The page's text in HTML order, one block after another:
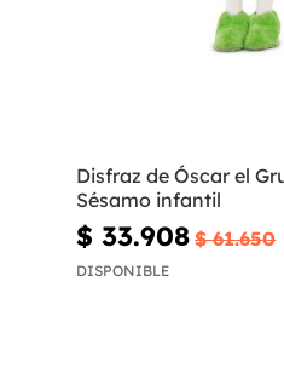
Disfraz de Óscar el
Sésamo infantil
$ 33.908 $ 61.650
DISPONIBLE